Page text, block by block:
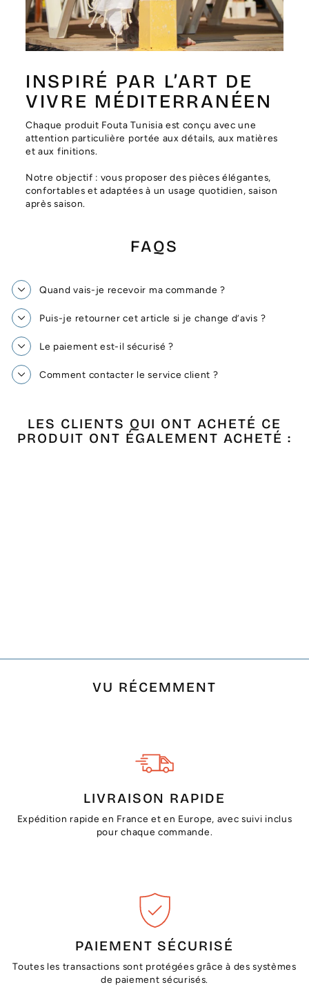
INSPIRÉ PAR L’ART DE
VIVRE MÉDITERRANÉEN
Chaque produit Fouta Tunisia est conçu avec une
attention particulière portée aux détails, aux matières
et aux finitions.
Notre objectif : vous proposer des pièces élégantes,
confortables et adaptées à un usage quotidien, saison
après saison.
FAQS
Quand vais-je recevoir ma commande ?
Puis-je retourner cet article si je change d’avis ?
Le paiement est-il sécurisé ?
Comment contacter le service client ?
LES CLIENTS QUI ONT ACHETÉ CE
PRODUIT ONT ÉGALEMENT ACHETÉ :
VU RÉCEMMENT
LIVRAISON RAPIDE
Expédition rapide en France et en Europe, avec suivi inclus
pour chaque commande.
PAIEMENT SÉCURISÉ
Toutes les transactions sont protégées grâce à des systèmes
de paiement sécurisés.